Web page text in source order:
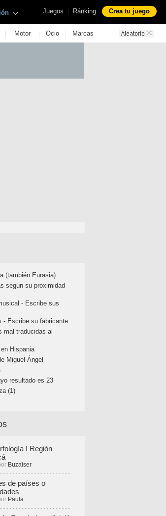
Juegos | Ránking Crea tu juego
| Motor | Ocio | Marcas
(también Eurasia)
según su proximidad
- Escribe sus
- Escribe su fabricante
mal traducidas al
Hispania
Miguel Ángel
resultado es 23
(1)
I Región
Buzaiser
de países o
Paula